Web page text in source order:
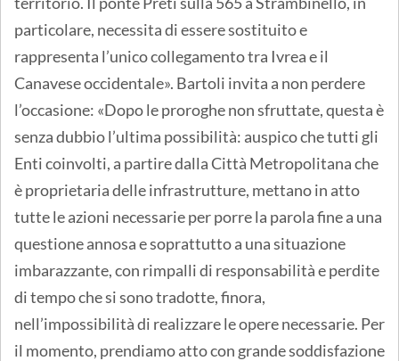
particolare, necessita di essere sostituito e
rappresenta l’unico collegamento tra Ivrea e il
Canavese occidentale». Bartoli invita a non perdere
l’occasione: «Dopo le proroghe non sfruttate, questa è
senza dubbio l’ultima possibilità: auspico che tutti gli
Enti coinvolti, a partire dalla Città Metropolitana che
è proprietaria delle infrastrutture, mettano in atto
tutte le azioni necessarie per porre la parola fine a una
questione annosa e soprattutto a una situazione
imbarazzante, con rimpalli di responsabilità e perdite
di tempo che si sono tradotte, finora,
nell’impossibilità di realizzare le opere necessarie. Per
il momento, prendiamo atto con grande soddisfazione